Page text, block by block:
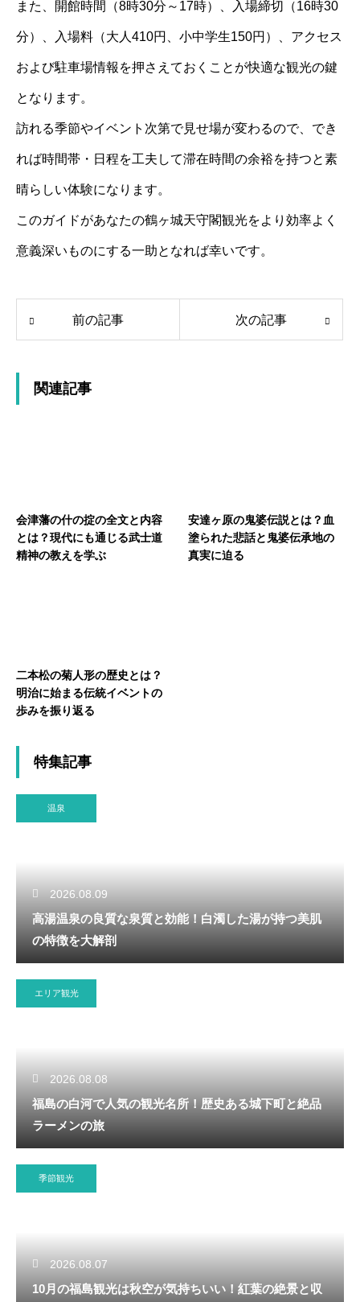
また、開館時間（8時30分～17時）、入場締切（16時30
分）、入場料（大人410円、小中学生150円）、アクセス
および駐車場情報を押さえておくことが快適な観光の鍵
となります。
訪れる季節やイベント次第で見せ場が変わるので、でき
れば時間帯・日程を工夫して滞在時間の余裕を持つと素
晴らしい体験になります。
このガイドがあなたの鶴ヶ城天守閣観光をより効率よく
意義深いものにする一助となれば幸いです。
前の記事 次の記事
関連記事
会津藩の什の掟の全文と内容
とは？現代にも通じる武士道
精神の教えを学ぶ
安達ヶ原の鬼婆伝説とは？血
塗られた悲話と鬼婆伝承地の
真実に迫る
二本松の菊人形の歴史とは？
明治に始まる伝統イベントの
歩みを振り返る
特集記事
温泉
2026.08.09
高湯温泉の良質な泉質と効能！白濁した湯が持つ美肌
の特徴を大解剖
エリア観光
2026.08.08
福島の白河で人気の観光名所！歴史ある城下町と絶品
ラーメンの旅
季節観光
2026.08.07
10月の福島観光は秋空が気持ちいい！紅葉の絶景と収